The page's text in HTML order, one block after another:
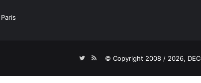
© Copyright 2008 / 2026,
Twitter
RSS